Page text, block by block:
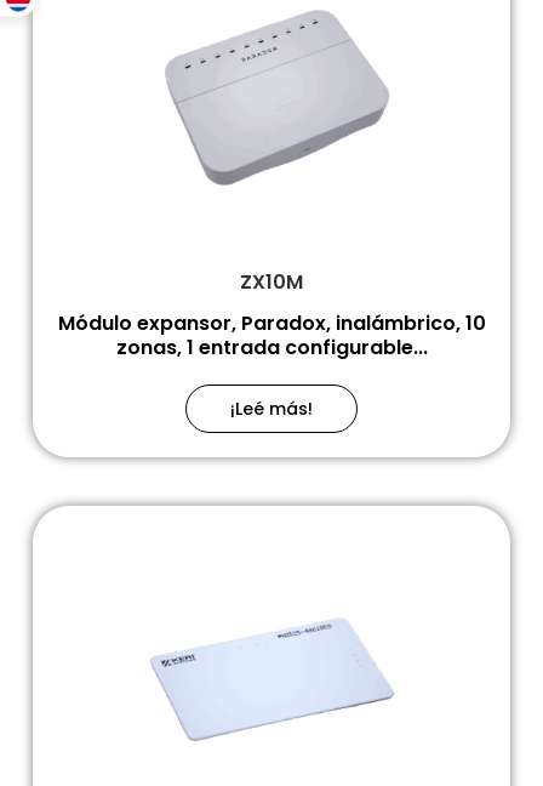
ZX10M
Módulo expansor, Paradox, inalámbrico, 10
zonas, 1 entrada configurable...
¡Leé más!